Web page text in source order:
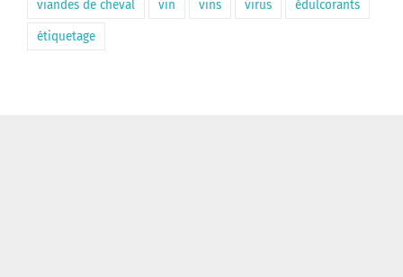
viandes de cheval vin vins virus édulcorants
étiquetage